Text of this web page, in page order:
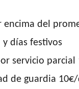
del
días festivos
servicio parcial
de guardia 10€/